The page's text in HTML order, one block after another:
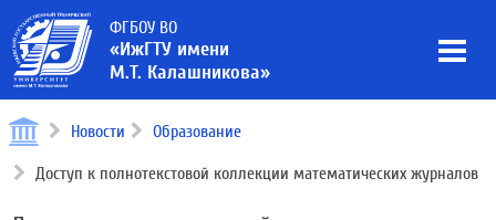
ФГБОУ ВО
«ИжГТУ имени
М.Т. Калашникова»
Новости Образование
Доступ к полнотекстовой коллекции математических журналов